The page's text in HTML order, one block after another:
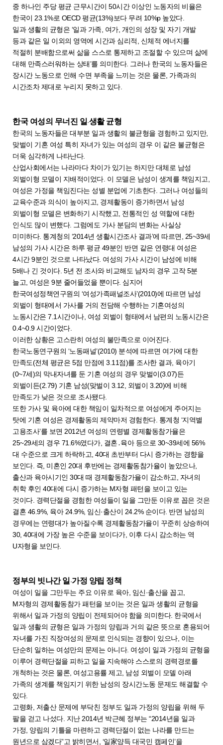
중 하나인 주당 평균 근무시간이 50시간 이상인 노동자의 비율은
한국이 23.1%로 OECD 평균(13%)보다 무려 10%p 높았다.
일과 생활의 균형은 ‘일과 가족, 여가, 개인의 성장 및 자기 개발
등과 같은 일 이외의 영역에 시간과 심리적, 신체적 에너지를
적절히 분배함으로써 삶을 스스로 통제하고 조절할 수 있으며 삶에
대해 만족스러워하는 상태’를 의미한다. 그러나 한국의 노동자들은
장시간 노동으로 인해 수면 부족을 느끼는 것은 물론, 가족과의
시간조차 제대로 누리지 못하고 있다.
한국 여성의 무너진 일 ·생활 균형
한국의 노동자들은 대부분 일과 생활의 불균형을 경험하고 있지만,
맞벌이 기혼 여성 특히 자녀가 있는 여성의 경우 이 같은 불균형은
더욱 심각하게 나타난다.
산업사회에서는 나라마다 차이가 있기는 하지만 대체로 남성
외벌이형 모델이 지배적이었다. 이 모델은 남성이 생계를 책임지고,
여성은 가정을 책임진다는 성별 분업에 기초한다. 그러나 여성들의
교육수준과 의식이 높아지고, 경제활동이 증가하면서 남성
외벌이형 모델은 변화하기 시작했고, 전통적인 성 역할에 대한
인식도 많이 변했다. 그럼에도 가사 분담의 변화는 사실상
미미하다. 통계청의 ‘2014년 생활시간조사 결과’에 따르면, 25~39세
남성의 가사 시간은 하루 평균 49분인 반면 같은 연령대 여성은
4시간 9분인 것으로 나타났다. 여성의 가사 시간이 남성에 비해
5배나 긴 것이다. 5년 전 조사와 비교해도 남자의 경우 고작 5분
늘고, 여성은 9분 줄어들었을 뿐이다. 심지어
한국여성정책연구원의 ‘여성가족패널조사’(2010)에 따르면 남성
외벌이 형태에서 가사를 거의 전담해 수행하는 기혼여성의
노동시간은 7.1시간이나, 여성 외벌이 형태에서 남편의 노동시간은
0.4~0.9 시간이었다.
이러한 상황은 고스란히 여성의 불만족으로 이어진다.
한국노동연구원의 ‘노동패널’(2010) 분석에 따르면 여가에 대한
만족도(전체 평균은 5점 만점에 3.11점)를 조사한 결과, 육아기
(0~7세)의 막내자녀를 둔 기혼 여성의 경우 맞벌이(3.07)든
외벌이든(2.79) 기혼 남성(맞벌이 3.12, 외벌이 3.20)에 비해
만족도가 낮은 것으로 조사됐다.
또한 가사 및 육아에 대한 책임이 일차적으로 여성에게 주어지는
탓에 기혼 여성은 경제활동의 제약마저 경험한다. 통계청 ‘지역별
고용조사’를 보면 2012년 여성의 연령별 경제활동참가율은
25~29세의 경우 71.6%였다가, 결혼․육아 등으로 30~39세에 56%
대 수준으로 크게 하락하고, 40대 초반부터 다시 증가하는 경향을
보인다. 즉, 미혼인 20대 후반에는 경제활동참가율이 높았으나,
출산과 육아시기인 30대 때 경제활동참가율이 감소하고, 자녀의
취학 후인 40대에 다시 증가하는 M자형 패턴을 보이고 있는
것이다. 경력단절을 경험한 여성들이 일을 그만둔 이유로 꼽은 것은
결혼 46.9%, 육아 24.9%, 임신·출산이 24.2% 순이다. 반면 남성의
경우에는 연령대가 높아질수록 경제활동참가율이 꾸준히 상승하여
30, 40대에 가장 높은 수준을 보이다가, 이후 다시 감소하는 역
U자형을 보인다.
정부의 빗나간 일 ·가정 양립 정책
여성이 일을 그만두는 주요 이유로 육아, 임신·출산을 꼽고,
M자형의 경제활동참가 패턴을 보이는 것은 일과 생활의 균형을
위해서 일과 가정의 양립이 전제되어야 함을 의미한다. 한국에서
일과 생활의 균형은 일과 가정의 양립과 거의 같은 뜻으로 혼용되어
자녀를 가진 직장여성의 문제로 인식되는 경향이 있으나, 이는
단순히 일하는 여성만의 문제는 아니다. 여성이 일과 가정의 균형을
이루어 경력단절을 피하고 일을 지속해야 스스로의 경력경로를
개척하는 것은 물론, 여성고용률 제고, 남성 외벌이 모델 아래
가족의 생계를 책임지기 위한 남성의 장시간노동 문제도 해결할 수
있다.
고령화, 저출산 문제에 부닥친 정부도 일과 가정의 양립을 위해 두
팔을 걷고 나섰다. 지난 2014년 박근혜 정부는 “2014년을 일과
가정, 양립의 기틀을 마련하고 경력단절이 없는 나라를 만드는
원년으로 삼겠다”고 밝히면서, ‘일家양득 대국민 캠페인’을